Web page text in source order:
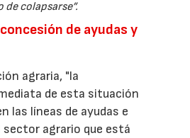
de colapsarse”.
de ayudas y
agraria, "la
de esta situación
las líneas de ayudas e
sector agrario que está